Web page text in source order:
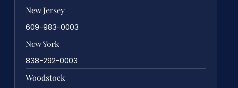
New Jersey
609-983-0003
New York
838-292-0003
Woodstock